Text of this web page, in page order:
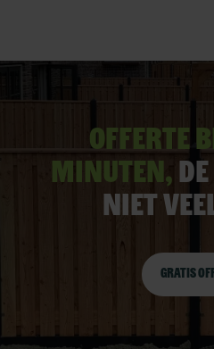
Offerte
minuten,
niet
Gratis